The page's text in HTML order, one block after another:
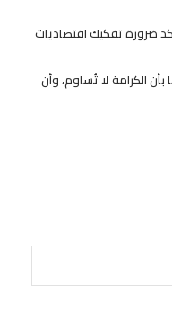
ضرورة تفكيك اقتصاديات
الكرامة لا تُساوم، وأن